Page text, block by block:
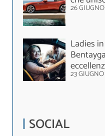
26
Ladies
23
SOCIAL